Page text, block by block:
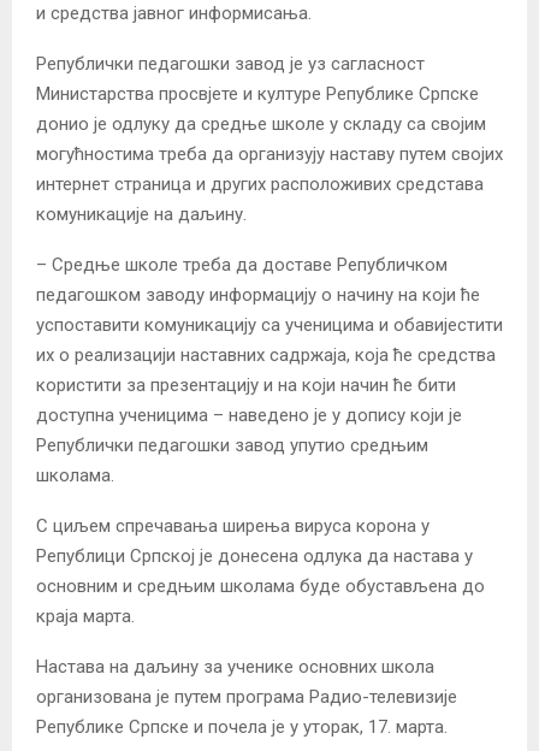
и средства јавног информисања.
Републички педагошки завод је уз сагласност
Министарства просвјете и културе Републике Српске
донио је одлуку да средње школе у складу са својим
могућностима треба да организују наставу путем својих
интернет страница и других расположивих средстава
комуникације на даљину.
– Средње школе треба да доставе Републичком
педагошком заводу информацију о начину на који ће
успоставити комуникацију са ученицима и обавијестити
их о реализацији наставних садржаја, која ће средства
користити за презентацију и на који начин ће бити
доступна ученицима – наведено је у допису који је
Републички педагошки завод упутио средњим
школама.
С циљем спречавања ширења вируса корона у
Републици Српској је донесена одлука да настава у
основним и средњим школама буде обустављена до
краја марта.
Настава на даљину за ученике основних школа
организована је путем програма Радио-телевизије
Републике Српске и почела је у уторак, 17. марта.